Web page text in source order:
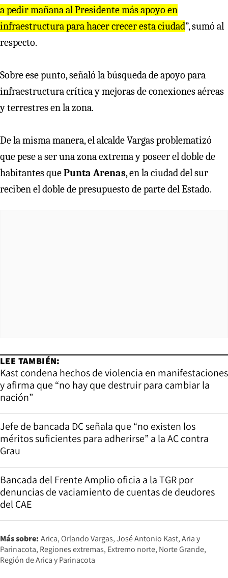
a pedir mañana al Presidente más apoyo en
infraestructura para hacer crecer esta ciudad”, sumó al
respecto.
Sobre ese punto, señaló la búsqueda de apoyo para
infraestructura crítica y mejoras de conexiones aéreas
y terrestres en la zona.
De la misma manera, el alcalde Vargas problematizó
que pese a ser una zona extrema y poseer el doble de
habitantes quePunta Arenas, en la ciudad del sur
reciben el doble de presupuesto de parte del Estado.
LEE TAMBIÉN:
Kast condena hechos de violencia en manifestaciones
y afirma que “no hay que destruir para cambiar la
nación”
Jefe de bancada DC señala que “no existen los
méritos suficientes para adherirse” a la AC contra
Grau
Bancada del Frente Amplio oficia a la TGR por
denuncias de vaciamiento de cuentas de deudores
del CAE
Más sobre: Arica Orlando Vargas José Antonio Kast Aria y
Parinacota Regiones extremas Extremo norte Norte Grande
Región de Arica y Parinacota